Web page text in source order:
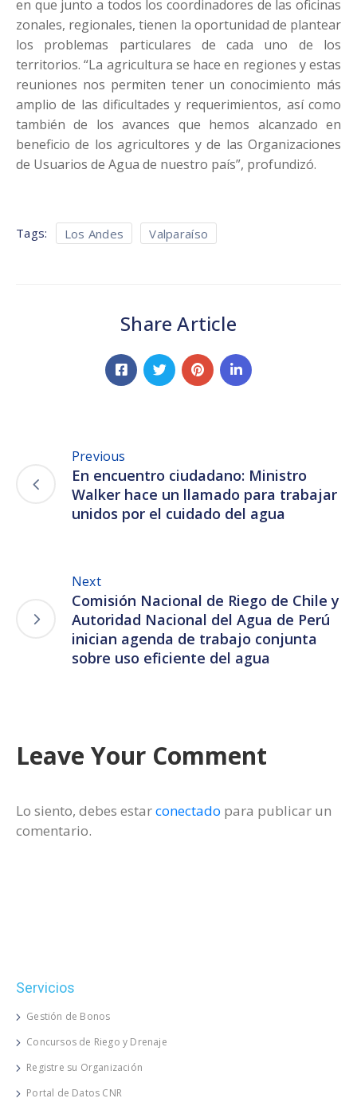
en que junto a todos los coordinadores de las oficinas
zonales, regionales, tienen la oportunidad de plantear
los problemas particulares de cada uno de los
territorios. “La agricultura se hace en regiones y estas
reuniones nos permiten tener un conocimiento más
amplio de las dificultades y requerimientos, así como
también de los avances que hemos alcanzado en
beneficio de los agricultores y de las Organizaciones
de Usuarios de Agua de nuestro país”, profundizó.
Tags: Los Andes Valparaíso
Share Article
Previous
En encuentro ciudadano: Ministro
Walker hace un llamado para trabajar
unidos por el cuidado del agua
Next
Comisión Nacional de Riego de Chile y
Autoridad Nacional del Agua de Perú
inician agenda de trabajo conjunta
sobre uso eficiente del agua
Leave Your Comment
Lo siento, debes estarconectado para publicar un
comentario.
Servicios
Gestión de Bonos
Concursos de Riego y Drenaje
Registre su Organización
Portal de Datos CNR